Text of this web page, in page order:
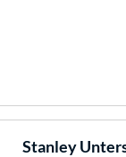
Stanley